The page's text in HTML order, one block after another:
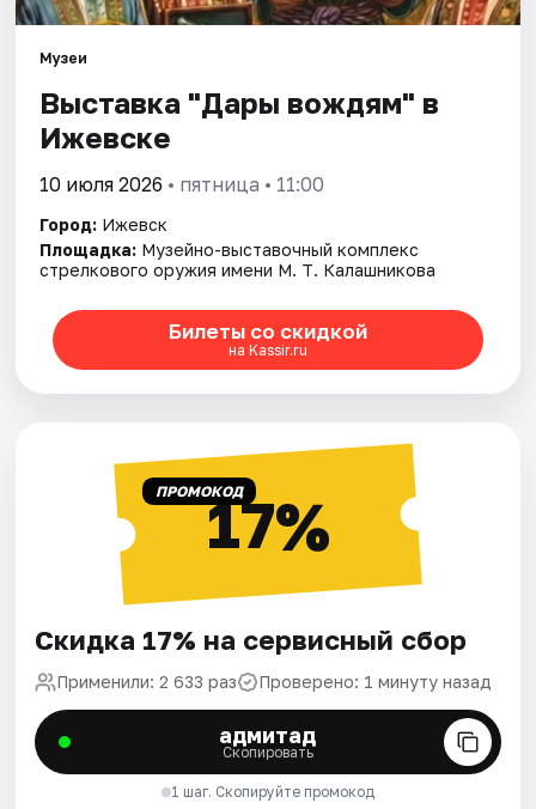
Артисты
Рейтинги
Музеи
Выставка "Дары вождям" в
Ижевске
10 июля 2026 • пятница • 11:00
Город: Ижевск
Площадка: Музейно-выставочный комплекс
стрелкового оружия имени М. Т. Калашникова
Билеты со скидкой
на Kassir.ru
ПРОМОКОД17%
Скидка 17% на сервисный сбор
Применили: 2 633 раз Проверено: 1 минуту назад
адмитад
Скопировать
1 шаг. Скопируйте промокод